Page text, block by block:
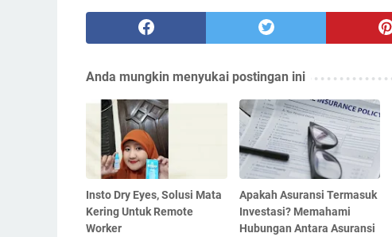
Anda mungkin menyukai postingan ini
Insto Dry Eyes, Solusi Mata
Kering Untuk Remote
Worker
Apakah Asuransi Termasuk
Investasi? Memahami
Hubungan Antara Asuransi